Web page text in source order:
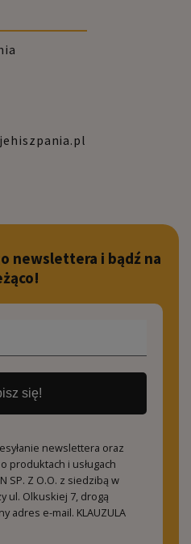
newslettera i bądź na
się!
newslettera oraz
produktach i usługach
SP. Z O.O. z siedzibą w
ul. Olkuskiej 7, drogą
adres e-mail. KLAUZULA